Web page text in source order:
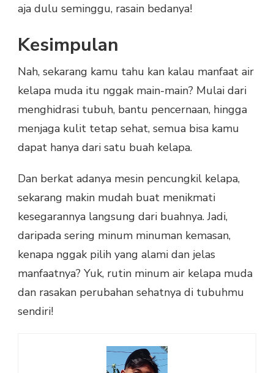
aja dulu seminggu, rasain bedanya!
Kesimpulan
Nah, sekarang kamu tahu kan kalau manfaat air
kelapa muda itu nggak main-main? Mulai dari
menghidrasi tubuh, bantu pencernaan, hingga
menjaga kulit tetap sehat, semua bisa kamu
dapat hanya dari satu buah kelapa.
Dan berkat adanya mesin pencungkil kelapa,
sekarang makin mudah buat menikmati
kesegarannya langsung dari buahnya. Jadi,
daripada sering minum minuman kemasan,
kenapa nggak pilih yang alami dan jelas
manfaatnya? Yuk, rutin minum air kelapa muda
dan rasakan perubahan sehatnya di tubuhmu
sendiri!